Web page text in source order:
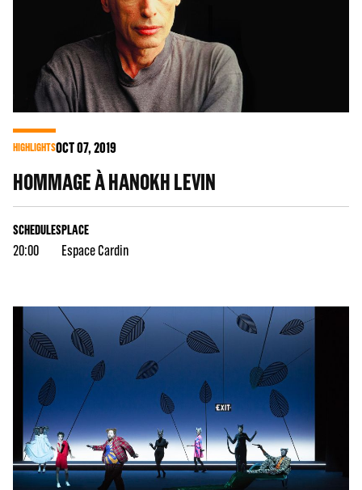
HIGHLIGHTSOCT07, 2019
HOMMAGE À HANOKH LEVIN
SCHEDULES
20:00
PLACE
Espace Cardin